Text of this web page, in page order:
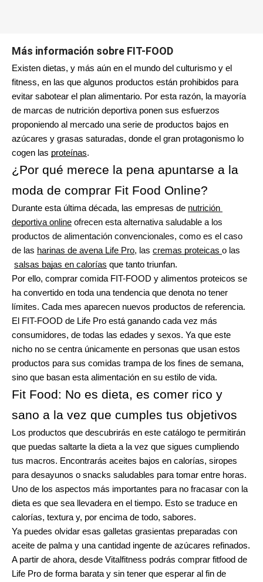
Más información sobre FIT-FOOD
Existen dietas, y más aún en el mundo del culturismo y el
fitness, en las que algunos productos están prohibidos para
evitar sabotear el plan alimentario. Por esta razón, la mayoría
de marcas de nutrición deportiva ponen sus esfuerzos
proponiendo al mercado una serie de productos bajos en
azúcares y grasas saturadas, donde el gran protagonismo lo
cogen las proteínas.
¿Por qué merece la pena apuntarse a la
moda de comprar Fit Food Online?
Durante esta última década, las empresas de nutrición
deportiva online ofrecen esta alternativa saludable a los
productos de alimentación convencionales, como es el caso
de las harinas de avena Life Pro, las cremas proteicas o las
salsas bajas en calorías que tanto triunfan.
Por ello, comprar comida FIT-FOOD y alimentos proteicos se
ha convertido en toda una tendencia que denota no tener
límites. Cada mes aparecen nuevos productos de referencia.
El FIT-FOOD de Life Pro está ganando cada vez más
consumidores, de todas las edades y sexos. Ya que este
nicho no se centra únicamente en personas que usan estos
productos para sus comidas trampa de los fines de semana,
sino que basan esta alimentación en su estilo de vida.
Fit Food: No es dieta, es comer rico y
sano a la vez que cumples tus objetivos
Los productos que descubrirás en este catálogo te permitirán
que puedas saltarte la dieta a la vez que sigues cumpliendo
tus macros. Encontrarás aceites bajos en calorías, siropes
para desayunos o snacks saludables para tomar entre horas.
Uno de los aspectos más importantes para no fracasar con la
dieta es que sea llevadera en el tiempo. Esto se traduce en
calorías, textura y, por encima de todo, sabores.
Ya puedes olvidar esas galletas grasientas preparadas con
aceite de palma y una cantidad ingente de azúcares refinados.
A partir de ahora, desde Vitalfitness podrás comprar fitfood de
Life Pro de forma barata y sin tener que esperar al fin de